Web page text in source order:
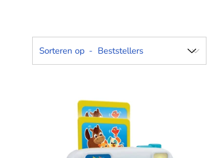
Sorteren op